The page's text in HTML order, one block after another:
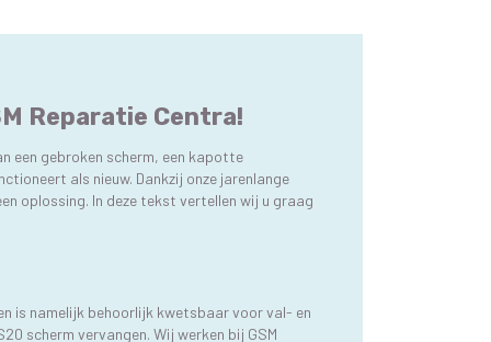
Reparatie Centra!
een gebroken scherm, een kapotte
als nieuw. Dankzij onze jarenlange
oplossing. In deze tekst vertellen wij u graag
is namelijk behoorlijk kwetsbaar voor val- en
scherm vervangen. Wij werken bij GSM